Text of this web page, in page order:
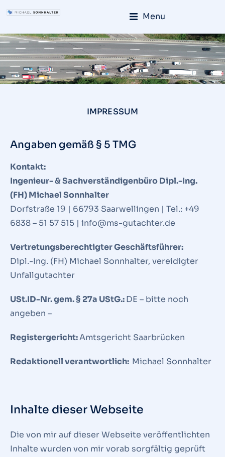
Menu
IMPRESSUM
Angaben gemäß § 5 TMG
Kontakt:
Ingenieur- & Sachverständigenbüro Dipl.-Ing.
(FH) Michael Sonnhalter
Dorfstraße 19 | 66793 Saarwellingen | Tel.: +49
6838 – 51 57 515 | info@ms-gutachter.de
Vertretungsberechtigter Geschäftsführer:
Dipl.-Ing. (FH) Michael Sonnhalter, vereidigter
Unfallgutachter
USt.ID-Nr. gem. § 27a UStG.:DE – bitte noch
angeben –
Registergericht:Amtsgericht Saarbrücken
Redaktionell verantwortlich: Michael Sonnhalter
Inhalte dieser Webseite
Die von mir auf dieser Webseite veröffentlichten
Inhalte wurden von mir vorab sorgfältig geprüft